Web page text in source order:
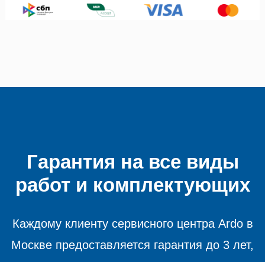
Гарантия на все виды
работ и комплектующих
Каждому клиенту сервисного центра Ardo в
Москве предоставляется гарантия до 3 лет,